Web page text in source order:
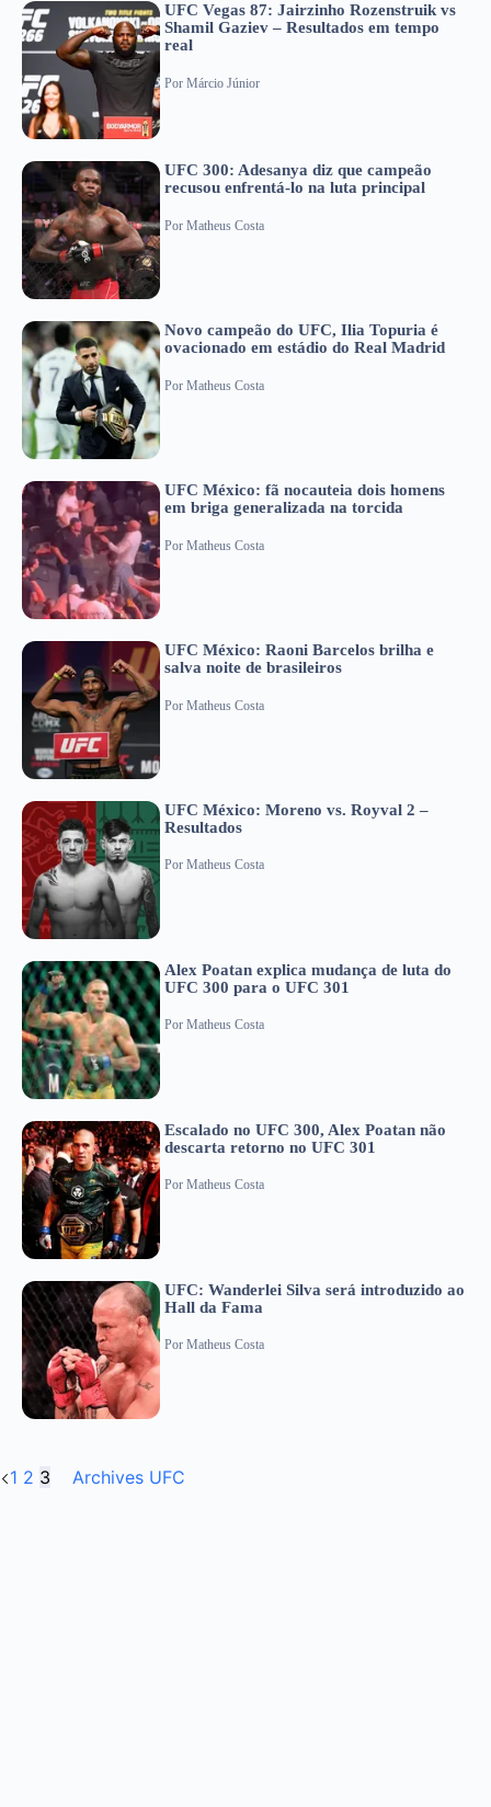
UFC Vegas 87: Jairzinho Rozenstruik vs
Shamil Gaziev – Resultados em tempo
real
Por Márcio Júnior
UFC 300: Adesanya diz que campeão
recusou enfrentá-lo na luta principal
Por Matheus Costa
Novo campeão do UFC, Ilia Topuria é
ovacionado em estádio do Real Madrid
Por Matheus Costa
UFC México: fã nocauteia dois homens
em briga generalizada na torcida
Por Matheus Costa
UFC México: Raoni Barcelos brilha e
salva noite de brasileiros
Por Matheus Costa
UFC México: Moreno vs. Royval 2 –
Resultados
Por Matheus Costa
Alex Poatan explica mudança de luta do
UFC 300 para o UFC 301
Por Matheus Costa
Escalado no UFC 300, Alex Poatan não
descarta retorno no UFC 301
Por Matheus Costa
UFC: Wanderlei Silva será introduzido ao
Hall da Fama
Por Matheus Costa
1 2 3 Archives UFC